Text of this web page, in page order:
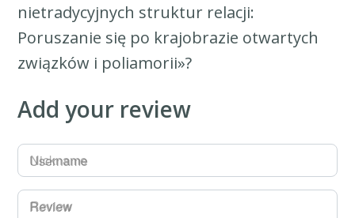
nietradycyjnych struktur relacji:
Poruszanie się po krajobrazie otwartych
związków i poliamorii»?
Add your review
Username
Review